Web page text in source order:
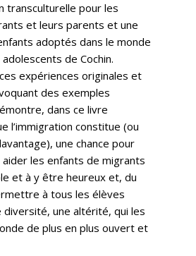
transculturelle pour les
et leurs parents et une
adoptés dans le monde
de Cochin.
expériences originales et
des exemples
dans ce livre
l’immigration constitue (ou
une chance pour
aider les enfants de migrants
et à y être heureux et, du
à tous les élèves
diversité, une altérité, qui les
de plus en plus ouvert et